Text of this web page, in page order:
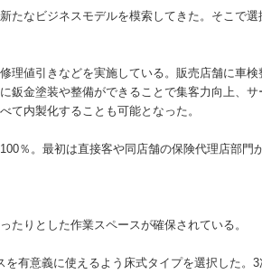
なビジネスモデルを模索してきた。そこで
値引きなどを実施している。販売店舗に車
金塗装や整備ができることで集客力向上、
て内製化することも可能となった。
。最初は直接客や同店舗の保険代理店部門
りとした作業スペースが確保されている。
有意義に使えるよう床式タイプを選択した